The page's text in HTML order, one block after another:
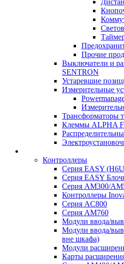
Прочие
Выключатели и
SENTRON
Устаревшие
Измерительные
Трансформаторы
Клеммы ALPHA
Контроллеры
Серия EASY
Серия EASY
Серия AM300/
Контроллеры
Серия AC800
Серия AM760
Модули ввода/
Модули ввода/
вне шкафа)
Модули
Карты